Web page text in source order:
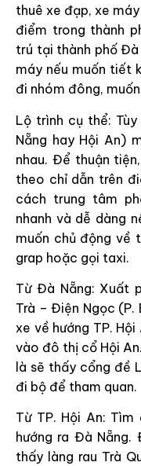
thuê xe đạp, xe
điểm trong thành
trú tại thành phố
máy nếu muốn tiết
đi nhóm đông,
Lộ trình cụ thể:
Nẵng hay Hội An)
nhau. Để thuận
theo chỉ dẫn trên
cách trung tâm
nhanh và dễ dàng
muốn chủ động về
grap hoặc gọi taxi.
Từ Đà Nẵng: Xuất
Trà – Điện Ngọc (P.
xe về hướng TP.
vào đô thị cổ Hội
là sẽ thấy cổng đề
đi bộ để tham quan.
Từ TP. Hội An:
hướng ra Đà
thấy làng rau Trà